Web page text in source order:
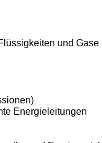
und Gase
Energieleitungen